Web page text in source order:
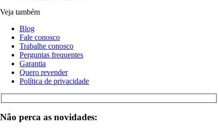
Veja também
Blog
Fale conosco
Trabalhe conosco
Perguntas frequentes
Garantia
Quero revender
Política de privacidade
Não perca as novidades: